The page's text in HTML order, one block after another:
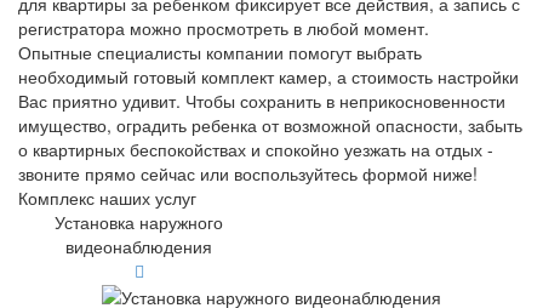
регистратора можно просмотреть в любой момент.
Опытные специалисты компании помогут выбрать
необходимый готовый комплект камер, а стоимость настройки
Вас приятно удивит. Чтобы сохранить в неприкосновенности
имущество, оградить ребенка от возможной опасности, забыть
о квартирных беспокойствах и спокойно уезжать на отдых -
звоните прямо сейчас или воспользуйтесь формой ниже!
Комплекс наших услуг
Установка наружного
видеонаблюдения